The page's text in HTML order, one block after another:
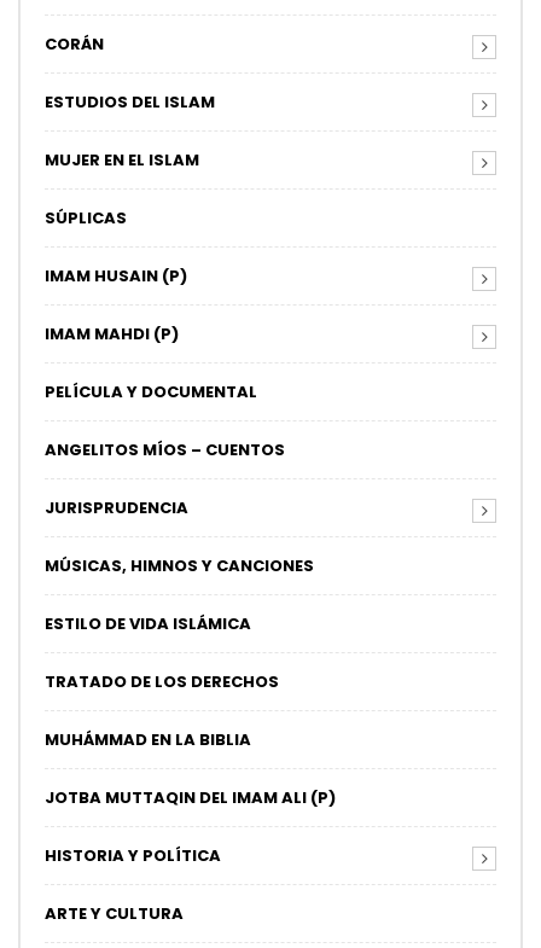
CORÁN
ESTUDIOS DEL ISLAM
MUJER EN EL ISLAM
SÚPLICAS
IMAM HUSAIN (P)
IMAM MAHDI (P)
PELÍCULA Y DOCUMENTAL
ANGELITOS MÍOS – CUENTOS
JURISPRUDENCIA
MÚSICAS, HIMNOS Y CANCIONES
ESTILO DE VIDA ISLÁMICA
TRATADO DE LOS DERECHOS
MUHÁMMAD EN LA BIBLIA
JOTBA MUTTAQIN DEL IMAM ALI (P)
HISTORIA Y POLÍTICA
ARTE Y CULTURA